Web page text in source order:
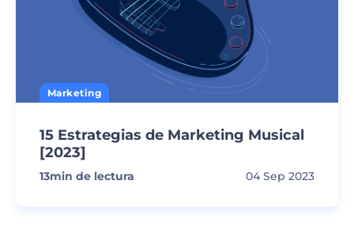
Marketing
15 Estrategias de Marketing Musical
[2023]
13min de lectura 04 Sep 2023